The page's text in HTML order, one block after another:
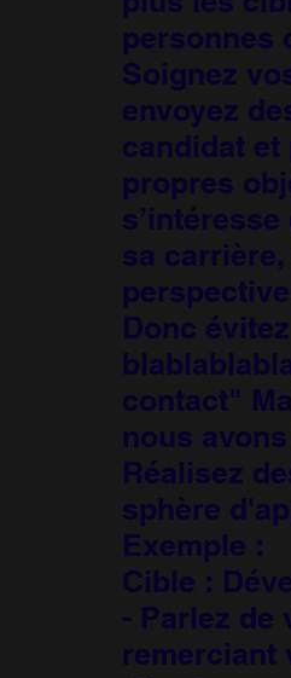
personnes
Soignez
envoyez
candidat et
propres
sa
Donc
contact"
nous
Réalisez
sphère
Exemple :
Cible :
- Parlez de
remerciant